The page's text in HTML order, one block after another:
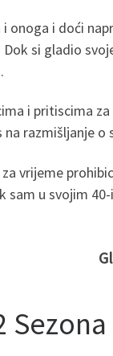
i doći
si gladio
i pritiscima
razmišljanje
vrijeme
sam u svojim